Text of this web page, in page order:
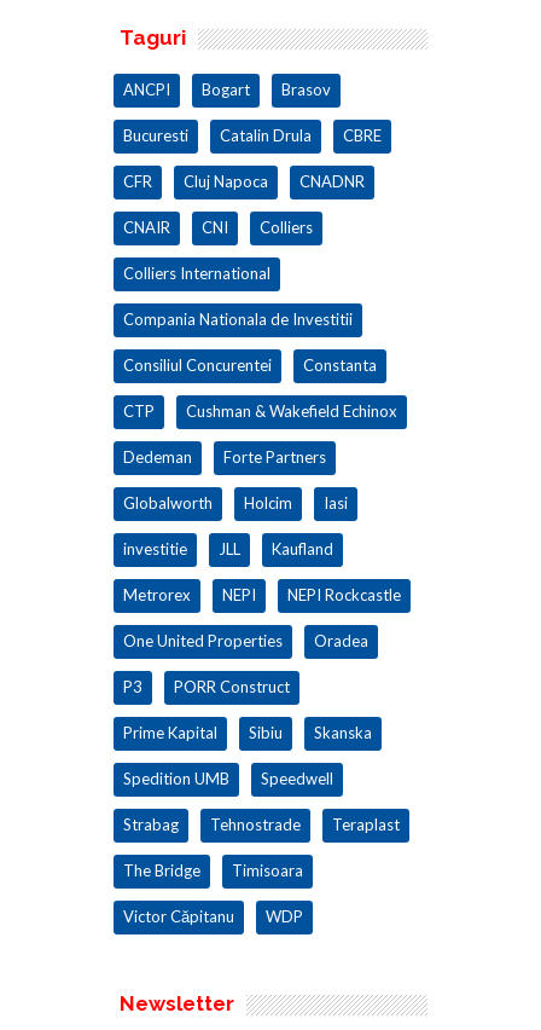
Taguri
ANCPI Bogart Brasov
Bucuresti Catalin Drula CBRE
CFR Cluj Napoca CNADNR
CNAIR CNI Colliers
Colliers International
Compania Nationala de Investitii
Consiliul Concurentei Constanta
CTP Cushman & Wakefield Echinox
Dedeman Forte Partners
Globalworth Holcim Iasi
investitie JLL Kaufland
Metrorex NEPI NEPI Rockcastle
One United Properties Oradea
P3 PORR Construct
Prime Kapital Sibiu Skanska
Spedition UMB Speedwell
Strabag Tehnostrade Teraplast
The Bridge Timisoara
Victor Căpitanu WDP
Newsletter